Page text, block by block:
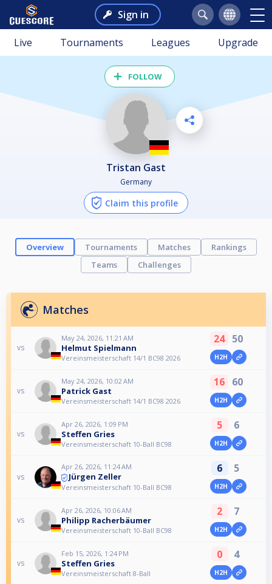
Sign in
Live Tournaments Leagues Upgrade
FOLLOW
Tristan Gast
Germany
Claim this profile
Overview Tournaments Matches
Rankings
Teams
Challenges
Matches
vs
May 24, 2026, 11:21 AM
Helmut Spielmann
Vereinsmeisterschaft 14/1 BC98 2026
24 50
H2H
vs
May 24, 2026, 10:02 AM
Patrick Gast
Vereinsmeisterschaft 14/1 BC98 2026
16 60
H2H
vs
Apr 26, 2026, 1:09 PM
Steffen Gries
Vereinsmeisterschaft 10-Ball BC98
5 6
H2H
vs
Apr 26, 2026, 11:24 AM
Jürgen Zeller
Vereinsmeisterschaft 10-Ball BC98
6 5
H2H
vs
Apr 26, 2026, 10:06 AM
Philipp Racherbäumer
Vereinsmeisterschaft 10-Ball BC98
2 7
H2H
vs
Feb 15, 2026, 1:24 PM
Steffen Gries
Vereinsmeisterschaft 8-Ball
0 4
H2H